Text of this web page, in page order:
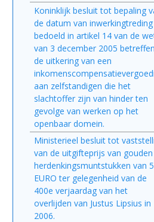
Koninklijk besluit tot bepaling
de datum van inwerkingtreding
bedoeld in artikel 14 van de
van 3 december 2005
de uitkering van een
aan zelfstandigen die het
slachtoffer zijn van hinder ten
gevolge van werken op het
openbaar domein.
Ministerieel besluit tot
van de uitgifteprijs van gouden
herdenkingsmuntstukken van
EURO ter gelegenheid van de
400e verjaardag van het
overlijden van Justus Lipsius in
2006.